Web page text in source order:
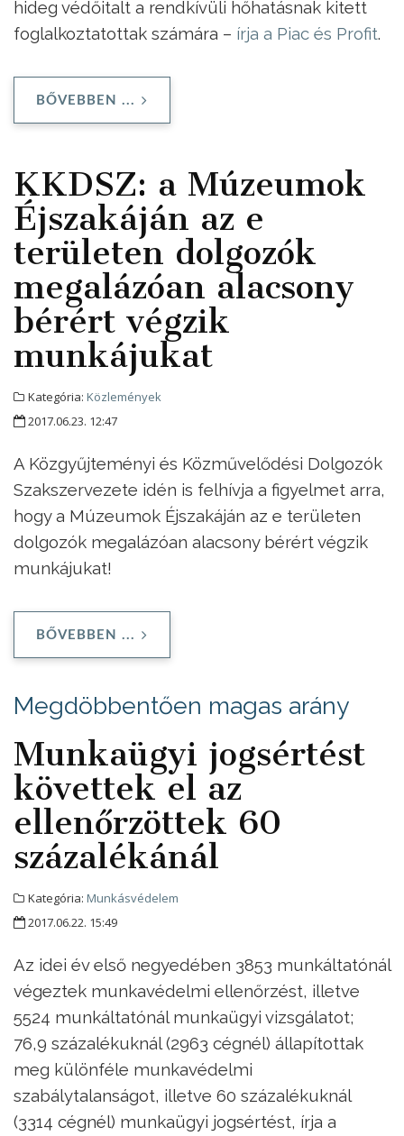
hideg védőitalt a rendkívüli hőhatásnak kitett
foglalkoztatottak számára – írja a Piac és Profit.
BŐVEBBEN ...
KKDSZ: a Múzeumok
Éjszakáján az e
területen dolgozók
megalázóan alacsony
bérért végzik
munkájukat
Kategória: Közlemények
2017.06.23. 12:47
A Közgyűjteményi és Közművelődési Dolgozók
Szakszervezete idén is felhívja a figyelmet arra,
hogy a Múzeumok Éjszakáján az e területen
dolgozók megalázóan alacsony bérért végzik
munkájukat!
BŐVEBBEN ...
Megdöbbentően magas arány
Munkaügyi jogsértést
követtek el az
ellenőrzöttek 60
százalékánál
Kategória: Munkásvédelem
2017.06.22. 15:49
Az idei év első negyedében 3853 munkáltatónál
végeztek munkavédelmi ellenőrzést, illetve
5524 munkáltatónál munkaügyi vizsgálatot;
76,9 százalékuknál (2963 cégnél) állapítottak
meg különféle munkavédelmi
szabálytalanságot, illetve 60 százalékuknál
(3314 cégnél) munkaügyi jogsértést, írja a